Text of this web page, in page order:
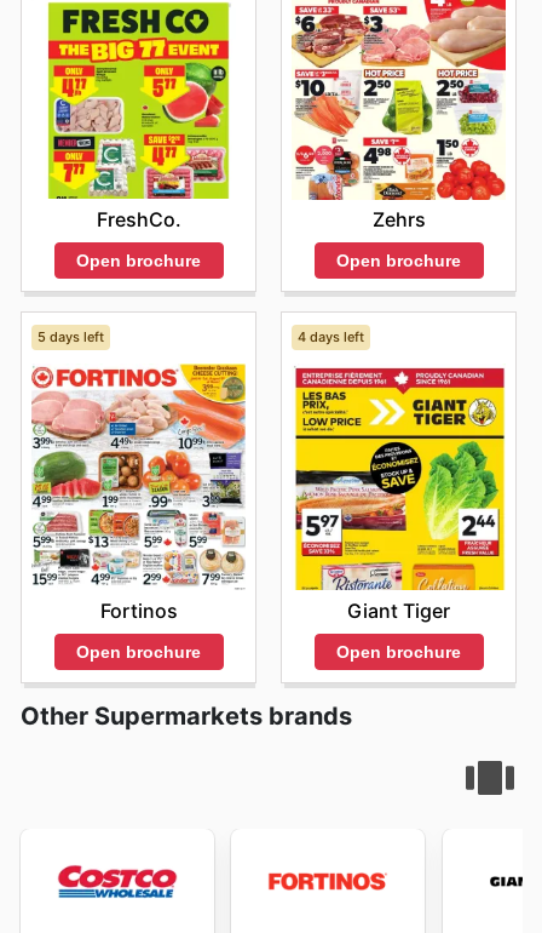
mises à jour pour refléter les meilleurs prix sur le
marché, offrant une flexibilité et une commodité
inégalées. Restez à l'affût des
Fruiticana dealset
découvrez comment ils peuvent simplifier votre budget
et enrichir votre table. Visitez le site web de Fruiticana
dès aujourd'hui pour explorer les meilleures offres et
commencer à économiser dès maintenant.
FreshCo.
Open brochure
Zehrs
Open brochure
5 days left
Fortinos
Open brochure
4 days left
Giant Tiger
Open brochure
Other Supermarkets brands